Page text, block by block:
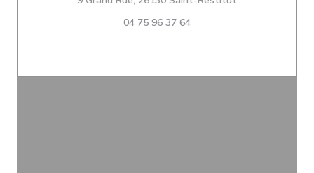
04 75 96 37 64